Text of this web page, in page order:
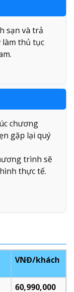
sạn và trả
làm thủ tục
chương
gặp lại quý
trình sẽ
thực tế.
VNĐ/khách
60,990,000